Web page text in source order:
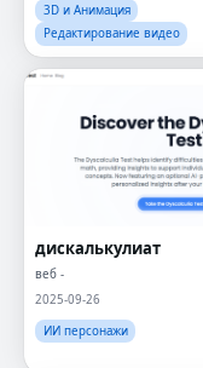
3D и Анимация
Редактирование видео
дискалькулиат
веб -
2025-09-26
ИИ персонажи